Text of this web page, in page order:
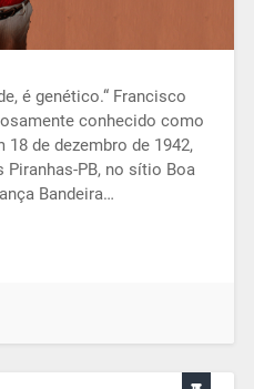
é genético.“ Francisco
conhecido como
18 de dezembro de 1942,
Piranhas-PB, no sítio Boa
Bandeira…